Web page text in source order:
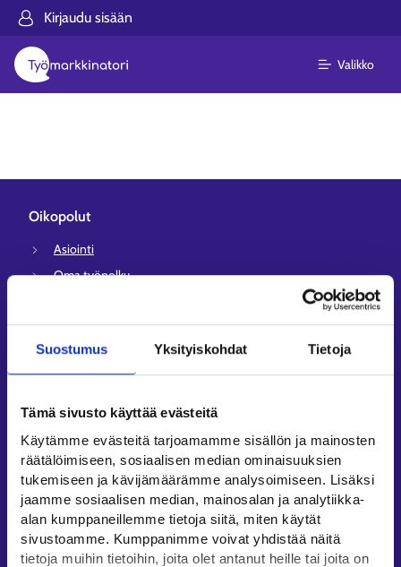
Suostumus Yksityiskohdat Tietoja
Tämä sivusto käyttää evästeitä
Käytämme evästeitä tarjoamamme sisällön ja mainosten
räätälöimiseen, sosiaalisen median ominaisuuksien
tukemiseen ja kävijämäärämme analysoimiseen. Lisäksi
jaamme sosiaalisen median, mainosalan ja analytiikka-
alan kumppaneillemme tietoja siitä, miten käytät
sivustoamme. Kumppanimme voivat yhdistää näitä
tietoja muihin tietoihin, joita olet antanut heille tai joita on
Kirjaudu sisään
Valikko
Oikopolut
Asiointi
Oma työpolku
Avoimet työpaikat
Tietoa muilla kielillä
Työllisyysalueiden yhteystiedot
Sähköisen asioinnin tuki
Työttömyysturvaneuvonta
Yritys- ja työnantaja-asiakkaan neuvontapalvelut
Asiointi- ja Oma työpolku -osioiden ohjeet
Tuki ja palaute